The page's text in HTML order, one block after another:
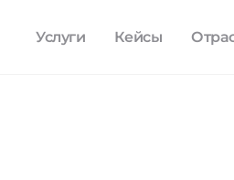
Услуги Кейсы